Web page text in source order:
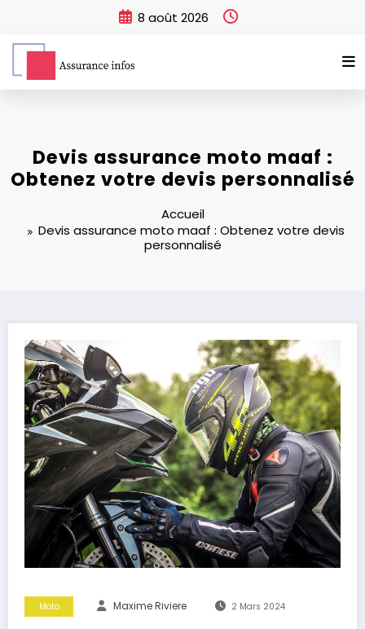
8 août 2026
Devis assurance moto maaf :
Obtenez votre devis personnalisé
Accueil
Devis assurance moto maaf : Obtenez votre devis
personnalisé
Moto Maxime Riviere 2 Mars 2024